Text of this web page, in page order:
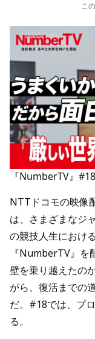
こ
『NumberTV』#18
NTTドコモの映像
は、さまざまなジ
の競技人生におけ
『NumberTV』を
壁を乗り越えたの
がら、復活までの
だ。#18では、プ
る。